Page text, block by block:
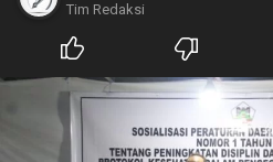
Tim Redaksi